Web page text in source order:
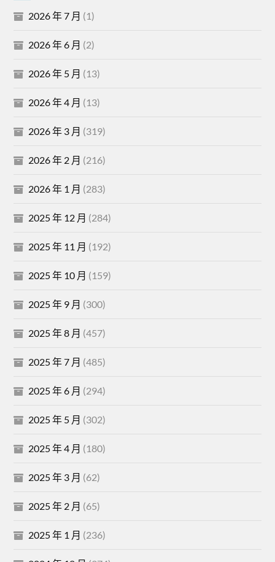
2026 年 7 月 (1)
2026 年 6 月 (2)
2026 年 5 月 (13)
2026 年 4 月 (13)
2026 年 3 月 (319)
2026 年 2 月 (216)
2026 年 1 月 (283)
2025 年 12 月 (284)
2025 年 11 月 (192)
2025 年 10 月 (159)
2025 年 9 月 (300)
2025 年 8 月 (457)
2025 年 7 月 (485)
2025 年 6 月 (294)
2025 年 5 月 (302)
2025 年 4 月 (180)
2025 年 3 月 (62)
2025 年 2 月 (65)
2025 年 1 月 (236)